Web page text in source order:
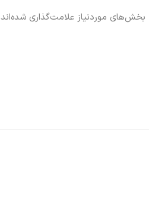
بخش‌های موردنیاز علامت‌گذاری شده‌اند